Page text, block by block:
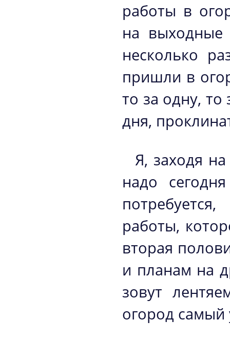
работы в
на выходные
несколько
пришли в
то за одну,
дня,
Я, заходя
надо
работы,
вторая
и планам на
зовут
огород